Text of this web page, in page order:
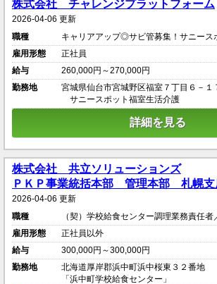
株式会社 チャレンジプラットフォーム
2026-04-06 更新
職種
キャリアアップ◎サビ管募集！サニース
雇用形態
正社員
給与
260,000円～270,000円
勤務地
宮城県仙台市宮城野区福室７丁目６－１
サニースポット福室生活介護
詳細を見る
株式会社 共立ソリューションズ
ＰＫＰ事業統括本部 管理本部 札幌支
2026-04-06 更新
職種
（契）学校給食センター調理業務責任
雇用形態
正社員以外
給与
300,000円～300,000円
勤務地
北海道厚岸郡浜中町浜中桜東３２番地
「浜中町学校給食センター」